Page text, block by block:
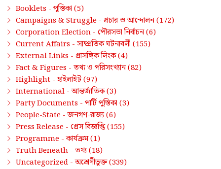
Booklets - পুস্তিকা (5)
Campaigns & Struggle - প্রচার ও আন্দোলন(172)
Corporation Election - পৌরসভা নির্বাচন(6)
Current Affairs - সাম্প্রতিক ঘটনাবলী (155)
External Links - প্রাসঙ্গিক লিংক(4)
Fact & Figures - তথ্য ও পরিসংখ্যান(82)
Highlight -হাইলাইট(97)
International -আন্তর্জাতিক(3)
Party Documents - পার্টি পুস্তিকা (3)
People-State -জনগণ-রাজ্য(6)
Press Release - প্রেস বিজ্ঞপ্তি(155)
Programme -কার্যক্রম(1)
Truth Beneath - তথ্য(18)
Uncategorized -অশ্রেণীভুক্ত(339)